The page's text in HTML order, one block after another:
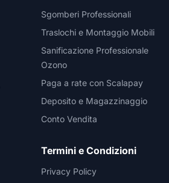
Sgomberi Professionali
Traslochi e Montaggio Mobili
Sanificazione Professionale
Ozono
Paga a rate con Scalapay
Deposito e Magazzinaggio
Conto Vendita
Termini e Condizioni
Privacy Policy